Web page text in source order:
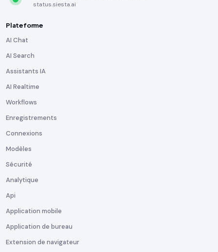
status.siesta.ai
Plateforme
AI Chat
AI Search
Assistants IA
AI Realtime
Workflows
Enregistrements
Connexions
Modèles
Sécurité
Analytique
Api
Application mobile
Application de bureau
Extension de navigateur